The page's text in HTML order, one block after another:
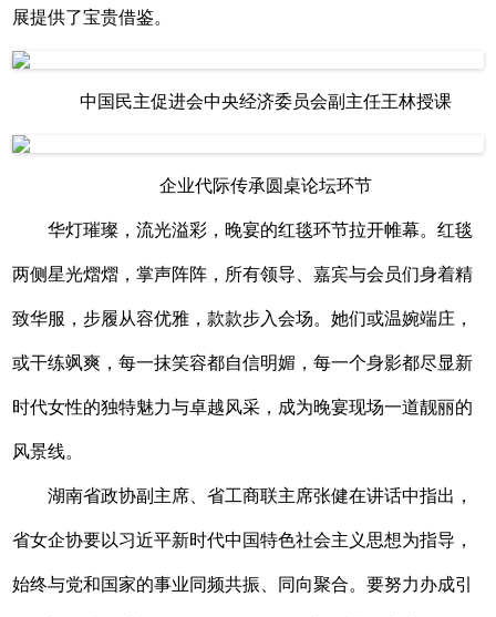
展提供了宝贵借鉴。
中国民主促进会中央经济委员会副主任王林授课
企业代际传承圆桌论坛环节
华灯璀璨，流光溢彩，晚宴的红毯环节拉开帷幕。红毯
两侧星光熠熠，掌声阵阵，所有领导、嘉宾与会员们身着精
致华服，步履从容优雅，款款步入会场。她们或温婉端庄，
或干练飒爽，每一抹笑容都自信明媚，每一个身影都尽显新
时代女性的独特魅力与卓越风采，成为晚宴现场一道靓丽的
风景线。
湖南省政协副主席、省工商联主席张健在讲话中指出，
省女企协要以习近平新时代中国特色社会主义思想为指导，
始终与党和国家的事业同频共振、同向聚合。要努力办成引